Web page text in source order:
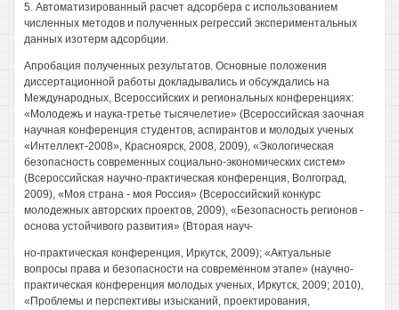
5. Автоматизированный расчет адсорбера с использованием
численных методов и полученных регрессий экспериментальных
данных изотерм адсорбции.
Апробация полученных результатов. Основные положения
диссертационной работы докладывались и обсуждались на
Международных, Всероссийских и региональных конференциях:
«Молодежь и наука-третье тысячелетие» (Всероссийская заочная
научная конференция студентов, аспирантов и молодых ученых
«Интеллект-2008», Красноярск, 2008, 2009), «Экологическая
безопасность современных социально-экономических систем»
(Всероссийская научно-практическая конференция, Волгоград,
2009), «Моя страна - моя Россия» (Всероссийский конкурс
молодежных авторских проектов, 2009), «Безопасность регионов -
основа устойчивого развития» (Вторая науч-
но-практическая конференция, Иркутск, 2009); «Актуальные
вопросы права и безопасности на современном этапе» (научно-
практическая конференция молодых ученых, Иркутск, 2009; 2010),
«Проблемы и перспективы изысканий, проектирования,